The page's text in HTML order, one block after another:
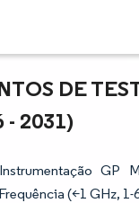
DE
- 2031)
GP
(<1 GHz, 1-